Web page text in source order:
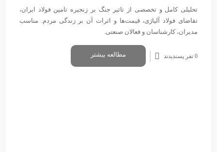
تحلیلی کامل و تخصصی از تاثیر جنگ بر زنجیره تامین فولاد ایران،
تقاضای فولاد آلیاژی، قیمت‌ها و اثرات آن بر زندگی مردم. مناسب
مدیران، کارشناسان و فعالان صنعتی.
0 نفر پسندیدند مطالعه بیشتر